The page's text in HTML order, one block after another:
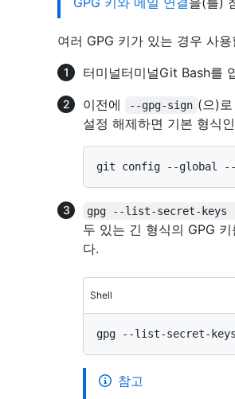
여러 GPG 키가 있는 경우 사
터미널터미널Git Bash를
이전에
--gpg-sign (으)
설정 해제하면 기본 형식인
gpg --list-secret-keys
두 있는 긴 형식의 GPG
다.
Shell
참고